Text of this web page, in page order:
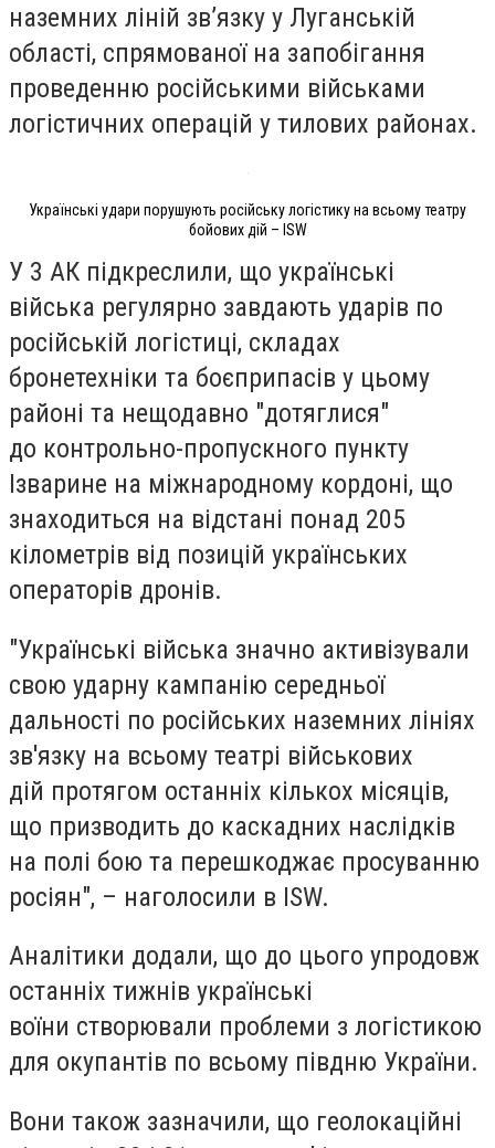
наземних ліній зв’язку у Луганській
області, спрямованої на запобігання
проведенню російськими військами
логістичних операцій у тилових районах.
Українські удари порушують російську логістику на всьому театру
бойових дій – ISW
У 3 АК підкреслили, що українські
війська регулярно завдають ударів по
російській логістиці, складах
бронетехніки та боєприпасів у цьому
районі та нещодавно "дотяглися"
до контрольно-пропускного пункту
Ізварине на міжнародному кордоні, що
знаходиться на відстані понад 205
кілометрів від позицій українських
операторів дронів.
"Українські війська значно активізували
свою ударну кампанію середньої
дальності по російських наземних лініях
зв'язку на всьому театрі військових
дій протягом останніх кількох місяців,
що призводить до каскадних наслідків
на полі бою та перешкоджає просуванню
росіян", – наголосили в ISW.
Аналітики додали, що до цього упродовж
останніх тижнів українські
воїни створювали проблеми з логістикою
для окупантів по всьому півдню України.
Вони також зазначили, що геолокаційні